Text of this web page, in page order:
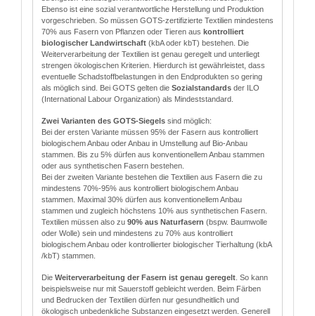
Ebenso ist eine sozial verantwortliche Herstellung und Produktion
vorgeschrieben. So müssen GOTS-zertifizierte Textilien mindestens
70% aus Fasern von Pflanzen oder Tieren aus kontrolliert
biologischer Landwirtschaft (kbA oder kbT) bestehen. Die
Weiterverarbeitung der Textilien ist genau geregelt und unterliegt
strengen ökologischen Kriterien. Hierdurch ist gewährleistet, dass
eventuelle Schadstoffbelastungen in den Endprodukten so gering
als möglich sind. Bei GOTS gelten die Sozialstandards der ILO
(International Labour Organization) als Mindeststandard.
Zwei Varianten des GOTS-Siegels sind möglich:
Bei der ersten Variante müssen 95% der Fasern aus kontrolliert
biologischem Anbau oder Anbau in Umstellung auf Bio-Anbau
stammen. Bis zu 5% dürfen aus konventionellem Anbau stammen
oder aus synthetischen Fasern bestehen.
Bei der zweiten Variante bestehen die Textilien aus Fasern die zu
mindestens 70%-95% aus kontrolliert biologischem Anbau
stammen. Maximal 30% dürfen aus konventionellem Anbau
stammen und zugleich höchstens 10% aus synthetischen Fasern.
Textilien müssen also zu 90% aus Naturfasern (bspw. Baumwolle
oder Wolle) sein und mindestens zu 70% aus kontrolliert
biologischem Anbau oder kontrollierter biologischer Tierhaltung (kbA
/kbT) stammen.
Die Weiterverarbeitung der Fasern ist genau geregelt . So kann
beispielsweise nur mit Sauerstoff gebleicht werden. Beim Färben
und Bedrucken der Textilien dürfen nur gesundheitlich und
ökologisch unbedenkliche Substanzen eingesetzt werden. Generell